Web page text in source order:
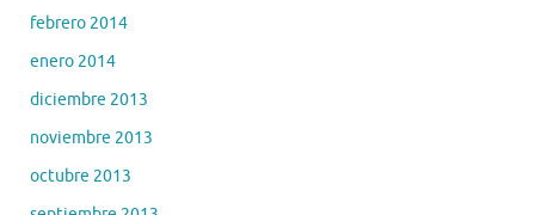
febrero 2014
enero 2014
diciembre 2013
noviembre 2013
octubre 2013